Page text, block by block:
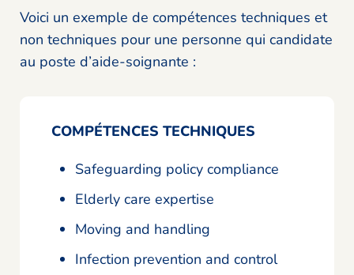
Voici un exemple de compétences techniques et
non techniques pour une personne qui candidate
au poste d’aide-soignante :
COMPÉTENCES TECHNIQUES
Safeguarding policy compliance
Elderly care expertise
Moving and handling
Infection prevention and control